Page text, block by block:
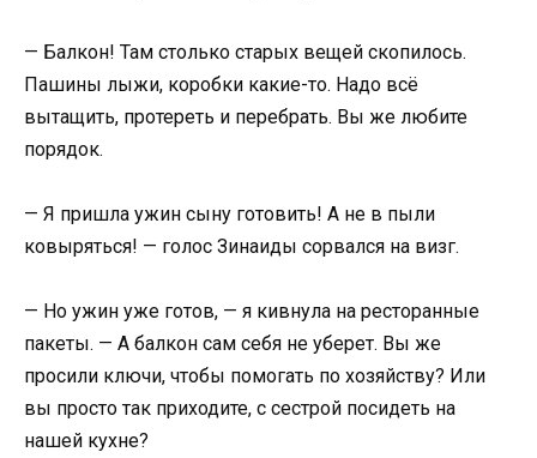
— Балкон! Там столько старых вещей скопилось.
Пашины лыжи, коробки какие-то. Надо всё
вытащить, протереть и перебрать. Вы же любите
порядок.
— Я пришла ужин сыну готовить! А не в пыли
ковыряться! — голос Зинаиды сорвался на визг.
— Но ужин уже готов, — я кивнула на ресторанные
пакеты. — А балкон сам себя не уберет. Вы же
просили ключи, чтобы помогать по хозяйству? Или
вы просто так приходите, с сестрой посидеть на
нашей кухне?